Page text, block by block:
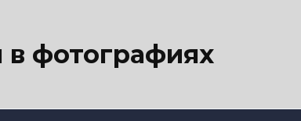
в фотографиях